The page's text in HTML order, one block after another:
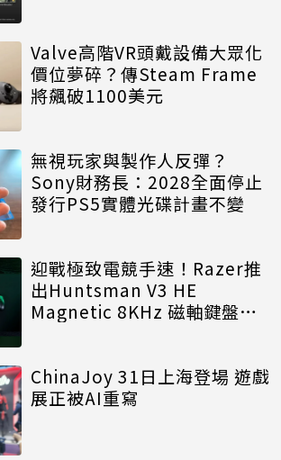
Valve高階VR頭戴設備大眾化
價位夢碎？傳Steam Frame
將飆破1100美元
無視玩家與製作人反彈？
Sony財務長：2028全面停止
發行PS5實體光碟計畫不變
迎戰極致電競手速！Razer推
出Huntsman V3 HE
Magnetic 8KHz 磁軸鍵盤效
ChinaJoy 31日上海登場 遊戲
展正被AI重寫